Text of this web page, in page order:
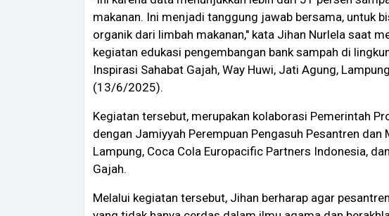
makanan. Ini menjadi tanggung jawab bersama, untuk
organik dari limbah makanan," kata Jihan Nurlela saat
kegiatan edukasi pengembangan bank sampah di
Inspirasi Sahabat Gajah, Way Huwi, Jati Agung,
(13/6/2025).
Kegiatan tersebut, merupakan kolaborasi Pemerintah
dengan Jamiyyah Perempuan Pengasuh Pesantren dan
Lampung, Coca Cola Europacific Partners Indonesia,
Gajah.
Melalui kegiatan tersebut, Jihan berharap agar